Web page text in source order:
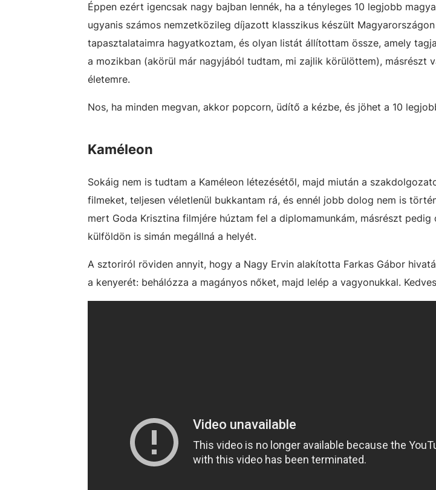
Éppen ezért igencsak nagy bajban lennék, ha a tényleges 10 legjobb
ugyanis számos nemzetközileg díjazott klasszikus készült
tapasztalataimra hagyatkoztam, és olyan listát állítottam össze, amely
a mozikban (akörül már nagyjából tudtam, mi zajlik körülöttem), másrészt
életemre.
Nos, ha minden megvan, akkor popcorn, üdítő a kézbe, és jöhet a 10
Kaméleon
Sokáig nem is tudtam a Kaméleon létezésétől, majd miután a
filmeket, teljesen véletlenül bukkantam rá, és ennél jobb dolog nem is
mert Goda Krisztina filmjére húztam fel a diplomamunkám, másrészt
külföldön is simán megállná a helyét.
A sztoriról röviden annyit, hogy a Nagy Ervin alakította Farkas Gábor
a kenyerét: behálózza a magányos nőket, majd lelép a vagyonukkal.